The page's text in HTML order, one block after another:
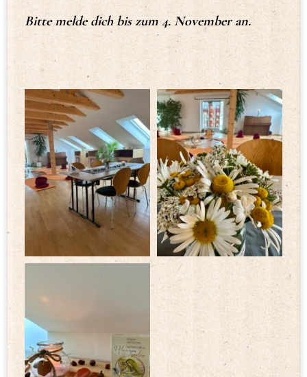
Bitte melde dich bis zum 4. November an.